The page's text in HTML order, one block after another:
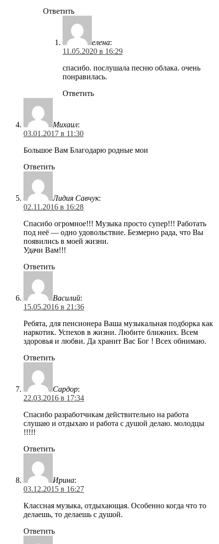
Ответить
елена:
11.05.2020 в 16:29
спасибо. послушала песню облака. очень
понравилась.
Ответить
Михаил:
03.01.2017 в 11:30
Большое Вам Благодарю родные мои
Ответить
Лидия Савчук:
02.11.2016 в 16:28
Спасибо огромное!!! Музыка просто супер!!! Работать
под неё — одно удовольствие. Безмерно рада, что Вы
появились в моей жизни.
Удачи Вам!!!
Ответить
Василий:
15.05.2016 в 21:36
Ребята, для пенсионера Ваша музыкальная подборка как
наркотик. Успехов в жизни. Любите ближних. Всем
здоровья и любви. Да хранит Вас Бог ! Всех обнимаю.
Ответить
Сардор:
22.03.2016 в 17:34
Спасибо разработчикам действительно на работа
слушаю и отдыхаю и работа с душой делаю. молодцы
!!!!!
Ответить
Ирина:
03.12.2015 в 16:27
Классная музыка, отдыхающая. Особенно когда что то
делаешь, то делаешь с душой.
Ответить